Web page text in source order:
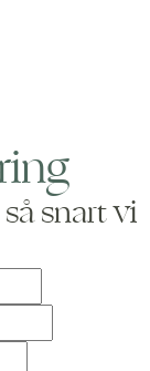
snart vi